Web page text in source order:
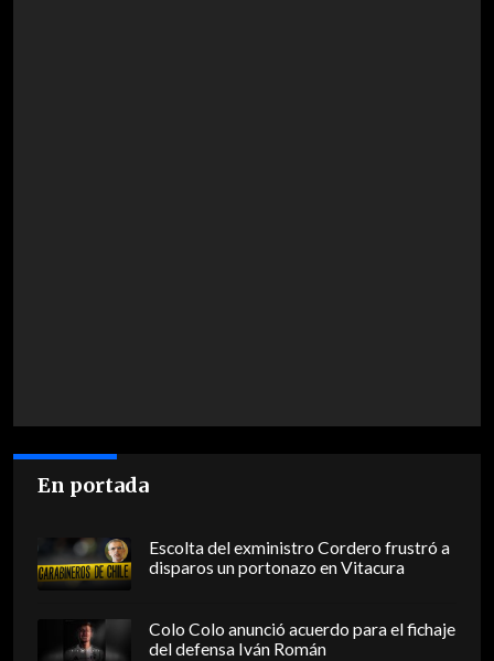
En portada
Escolta del exministro Cordero frustró a
disparos un portonazo en Vitacura
Colo Colo anunció acuerdo para el fichaje
del defensa Iván Román